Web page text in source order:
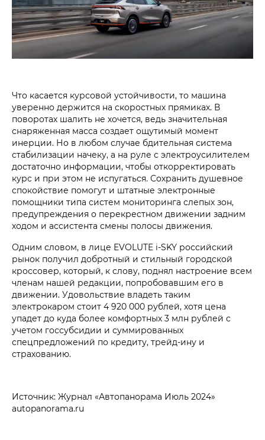
Что касается курсовой устойчивости, то машина
уверенно держится на скоростных прямиках. В
поворотах шалить не хочется, ведь значительная
снаряженная масса создает ощутимый момент
инерции. Но в любом случае бдительная система
стабилизации начеку, а на руле с электроусилителем
достаточно информации, чтобы откорректировать
курс и при этом не испугаться. Сохранить душевное
спокойствие помогут и штатные электронные
помощники типа систем мониторинга слепых зон,
предупреждения о перекрестном движении задним
ходом и ассистента смены полосы движения.
Одним словом, в лице EVOLUTE i‑SKY российский
рынок получил добротный и стильный городской
кроссовер, который, к слову, поднял настроение всем
членам нашей редакции, попробовавшим его в
движении. Удовольствие владеть таким
электрокаром стоит 4 920 000 рублей, хотя цена
упадет до куда более комфортных 3 млн рублей с
учетом госсубсидии и суммированных
спецпредложений по кредиту, трейд-ину и
страхованию.
Источник: Журнал «Автопанорама Июль 2024»
autopanorama.ru